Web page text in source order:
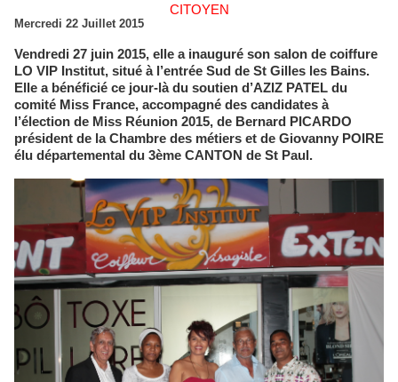
CITOYEN
Mercredi 22 Juillet 2015
Vendredi 27 juin 2015, elle a inauguré son salon de coiffure
LO VIP Institut, situé à l’entrée Sud de St Gilles les Bains.
Elle a bénéficié ce jour-là du soutien d’AZIZ PATEL du
comité Miss France, accompagné des candidates à
l’élection de Miss Réunion 2015, de Bernard PICARDO
président de la Chambre des métiers et de Giovanny POIRE
élu départemental du 3ème CANTON de St Paul.